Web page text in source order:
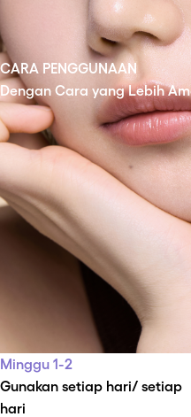
CARA PENGGUNAAN
Dengan Cara yang Lebih
Minggu 1-2
Gunakan setiap hari/ setiap
hari